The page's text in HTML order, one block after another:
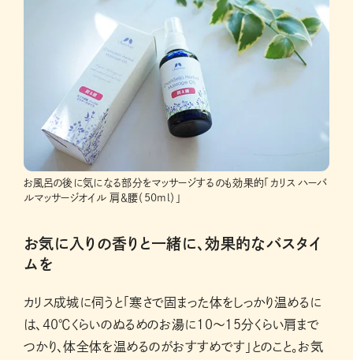
お風呂の後に気になる部分をマッサージするのも効果的「カリス ハーバ
ルマッサージオイル 肩＆腰（50ml）」
お気に入りの香りと一緒に、効果的なバスタイ
ムを
カリス成城に伺うと「寒さで固まった体をしっかり温めるに
は、40℃くらいのぬるめのお湯に10～15分くらい肩まで
つかり、体全体を温めるのがおすすめです」とのこと。お気